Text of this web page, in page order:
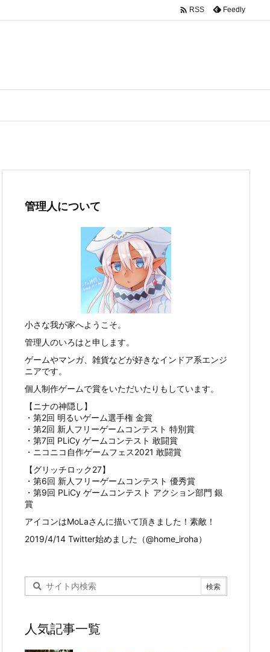
 RSS Feedly
管理人について
小さな我が家へようこそ。
管理人のいろはと申します。
ゲームやマンガ、雑貨などが好きなインドア系エンジ
ニアです。
個人制作ゲームで賞をいただいたりもしています。
【ニナの神隠し】
・第2回 明るいゲーム選手権 金賞
・第2回 新人フリーゲームコンテスト 特別賞
・第7回 PLiCy ゲームコンテスト 敢闘賞
・ニコニコ自作ゲームフェス2021 敢闘賞
【グリッチロック27】
・第6回 新人フリーゲームコンテスト 優秀賞
・第9回 PLiCy ゲームコンテスト アクション部門 銀
賞
アイコンはMoLaさんに描いて頂きました！素敵！
2019/4/14 Twitter始めました（@home_iroha）
人気記事一覧